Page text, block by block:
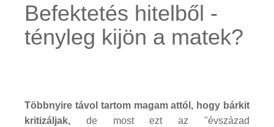
Befektetés hitelből -
tényleg kijön a matek?
Többnyire távol tartom magam attól, hogy bárkit
kritizáljak, de most ezt az "évszázad